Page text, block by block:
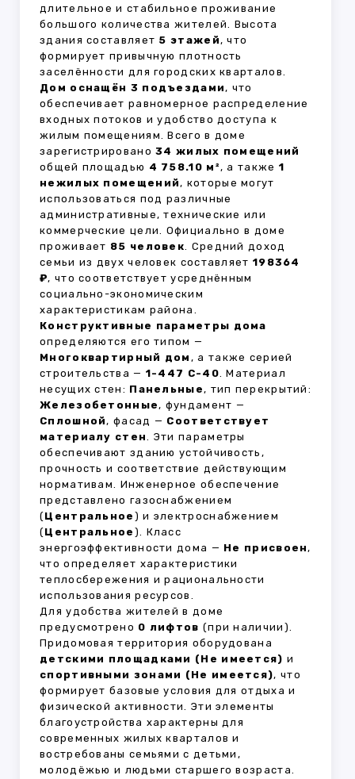
длительное и стабильное проживание
большого количества жителей. Высота
здания составляет 5 этажей, что
формирует привычную плотность
заселённости для городских кварталов.
Дом оснащён 3 подъездами, что
обеспечивает равномерное распределение
входных потоков и удобство доступа к
жилым помещениям. Всего в доме
зарегистрировано34 жилых помещений
общей площадью 4 758.10 м², а также 1
нежилых помещений, которые могут
использоваться под различные
административные, технические или
коммерческие цели. Официально в доме
проживает 85 человек. Средний доход
семьи из двух человек составляет 198364
₽, что соответствует усреднённым
социально-экономическим
характеристикам района.
Конструктивные параметры дома
определяются его типом —
Многоквартирный дом , а также серией
строительства — 1-447 С-40. Материал
несущих стен: Панельные, тип перекрытий:
Железобетонные, фундамент —
Сплошной, фасад — Соответствует
материалу стен. Эти параметры
обеспечивают зданию устойчивость,
прочность и соответствие действующим
нормативам. Инженерное обеспечение
представлено газоснабжением
(Центральное ) и электроснабжением
(Центральное ). Класс
энергоэффективности дома — Не присвоен,
что определяет характеристики
теплосбережения и рациональности
использования ресурсов.
Для удобства жителей в доме
предусмотрено 0 лифтов (при наличии).
Придомовая территория оборудована
детскими площадками (Не имеется) и
спортивными зонами (Не имеется), что
формирует базовые условия для отдыха и
физической активности. Эти элементы
благоустройства характерны для
современных жилых кварталов и
востребованы семьями с детьми,
молодёжью и людьми старшего возраста.